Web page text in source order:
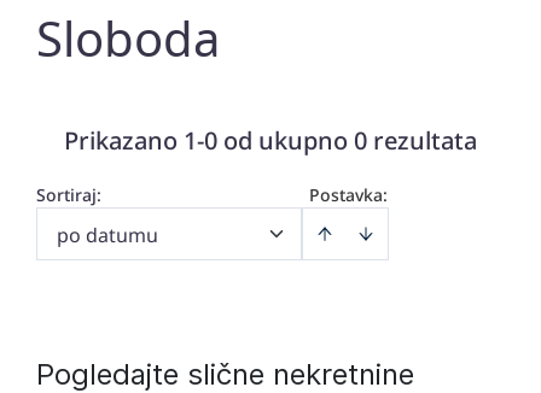
Sloboda
Prikazano 1-0 od ukupno 0 rezultata
Postavka:
Sortiraj:
po datumu
Pogledajte slične nekretnine